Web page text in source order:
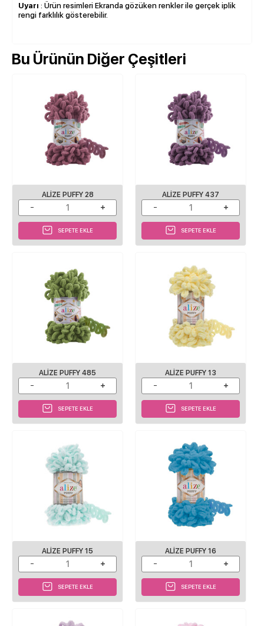
Uyarı : Ürün resimleri Ekranda gözüken renkler ile gerçek iplik
rengi farklılık gösterebilir.
Bu Ürünün Diğer Çeşitleri
ALIZE PUFFY 28
SEPETE EKLE
ALIZE PUFFY 437
SEPETE EKLE
ALIZE PUFFY 485
SEPETE EKLE
ALIZE PUFFY 13
SEPETE EKLE
ALIZE PUFFY 15
SEPETE EKLE
ALIZE PUFFY 16
SEPETE EKLE